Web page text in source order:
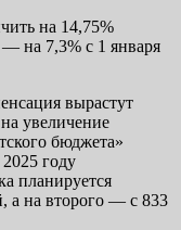
на 14,75%
— на 7,3% с 1 января
вырастут
увеличение
бюджета»
году
планируется
а на второго — с 833